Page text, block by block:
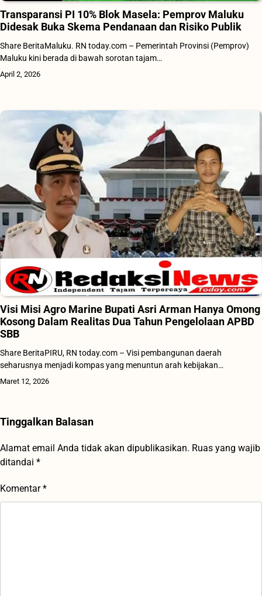
Transparansi PI 10% Blok Masela: Pemprov Maluku
Didesak Buka Skema Pendanaan dan Risiko Publik
Share BeritaMaluku. RN today.com – Pemerintah Provinsi (Pemprov)
Maluku kini berada di bawah sorotan tajam…
April 2, 2026
Visi Misi Agro Marine Bupati Asri Arman Hanya Omong
Kosong Dalam Realitas Dua Tahun Pengelolaan APBD
SBB
Share BeritaPIRU, RN today.com – Visi pembangunan daerah
seharusnya menjadi kompas yang menuntun arah kebijakan…
Maret 12, 2026
Tinggalkan Balasan
Alamat email Anda tidak akan dipublikasikan. Ruas yang wajib
ditandai *
Komentar*